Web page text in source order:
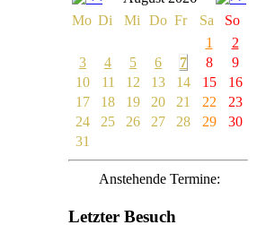
Mo Di Mi Do Fr Sa
So
1
2
3
4 5 6 7 8
9
10
11 12 13 14 15
16
17
18 19 20 21 22
23
24
25 26 27 28 29
30
31
Anstehende Termine:
Letzter Besuch